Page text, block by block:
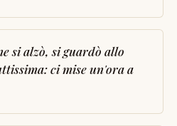
si alzò, si guardò allo
ci mise un'ora a